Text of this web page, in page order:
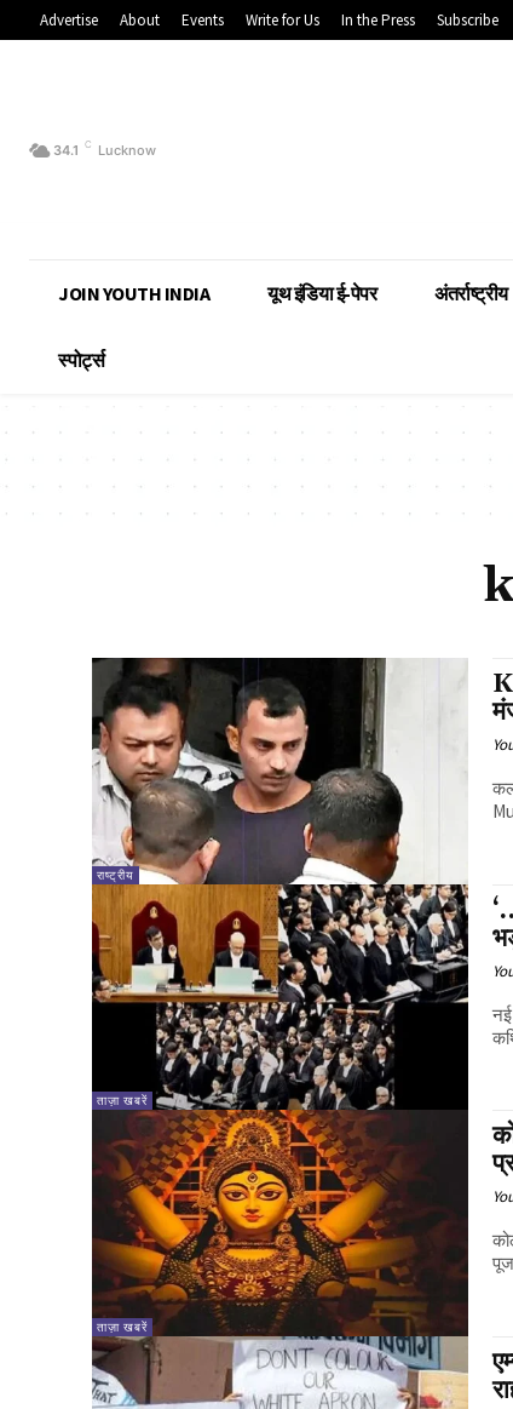
Advertise About Events Write for Us In the Press Subscribe
34.1 C Lucknow
JOIN YOUTH INDIA यूथ इंडिया ई-पेपर अंतर्राष्ट्रीय
स्पोर्ट्स
राष्ट्रीय
ताज़ा खबरें
ताज़ा खबरें